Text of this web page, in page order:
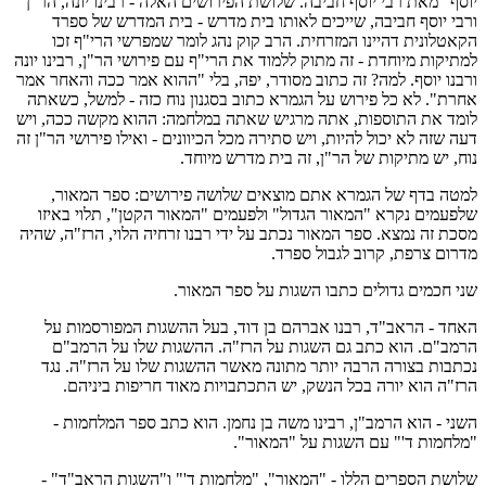
ורבי יוסף חביבה, שייכים לאותו בית מדרש - בית המדרש של ספרד
הקאטלונית דהיינו המזרחית. הרב קוק נהג לומר שמפרשי הרי"ף זכו
למתיקות מיוחדת - זה מתוק ללמוד את הרי"ף עם פירושי הר"ן, רבינו יונה
ורבנו יוסף. למה? זה כתוב מסודר, יפה, בלי "ההוא אמר ככה והאחר אמר
אחרת". לא כל פירוש על הגמרא כתוב בסגנון נוח כזה - למשל, כשאתה
לומד את התוספות, אתה מרגיש שאתה במלחמה: ההוא מקשה ככה, ויש
דעה שזה לא יכול להיות, ויש סתירה מכל הכיוונים - ואילו פירושי הר"ן זה
נוח, יש מתיקות של הר"ן, זה בית מדרש מיוחד.
למטה בדף של הגמרא אתם מוצאים שלושה פירושים: ספר המאור,
שלפעמים נקרא "המאור הגדול" ולפעמים "המאור הקטן", תלוי באיזו
מסכת זה נמצא. ספר המאור נכתב על ידי רבנו זרחיה הלוי, הרז"ה, שהיה
מדרום צרפת, קרוב לגבול ספרד.
שני חכמים גדולים כתבו השגות על ספר המאור.
האחד - הראב"ד, רבנו אברהם בן דוד, בעל ההשגות המפורסמות על
הרמב"ם. הוא כתב גם השגות על הרז"ה. ההשגות שלו על הרמב"ם
נכתבות בצורה הרבה יותר מתונה מאשר ההשגות שלו על הרז"ה. נגד
הרז"ה הוא יורה בכל הנשק, יש התכתבויות מאוד חריפות ביניהם.
השני - הוא הרמב"ן, רבינו משה בן נחמן. הוא כתב ספר המלחמות -
"מלחמות ד'" עם השגות על "המאור".
שלושת הספרים הללו - "המאור", "מלחמות ד'" ו"השגות הראב"ד" -